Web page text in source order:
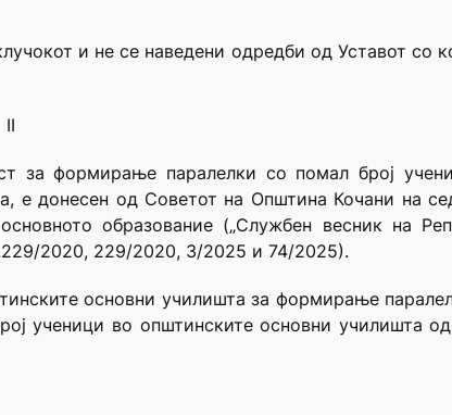
и не се наведени одредби од Уставот со
II
за формирање паралелки со помал број
е донесен од Советот на Општина Кочани на
образование („Службен весник на
2020, 229/2020, 3/2025 и 74/2025).
основни училишта за формирање
ученици во општинските основни училишта